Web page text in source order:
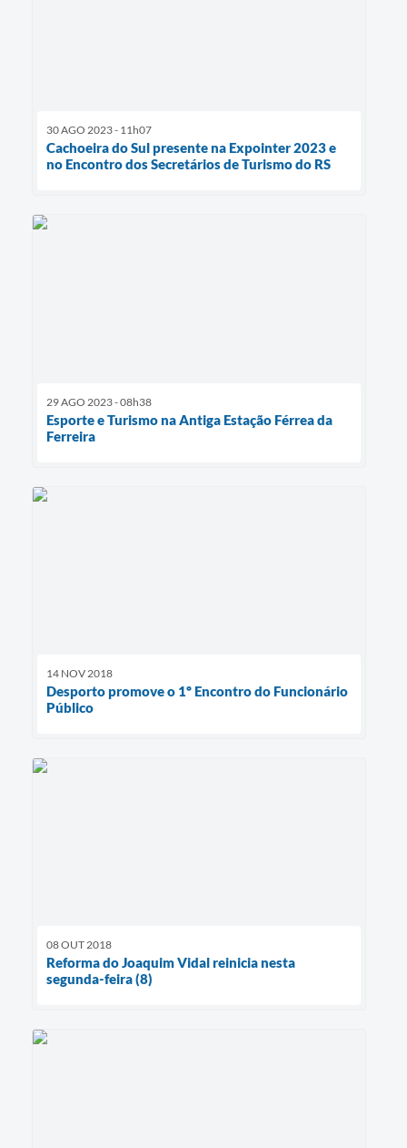
30 AGO 2023 - 11h07
Cachoeira do Sul presente na Expointer 2023 e
no Encontro dos Secretários de Turismo do RS
29 AGO 2023 - 08h38
Esporte e Turismo na Antiga Estação Férrea da
Ferreira
14 NOV 2018
Desporto promove o 1º Encontro do Funcionário
Público
08 OUT 2018
Reforma do Joaquim Vidal reinicia nesta
segunda-feira (8)